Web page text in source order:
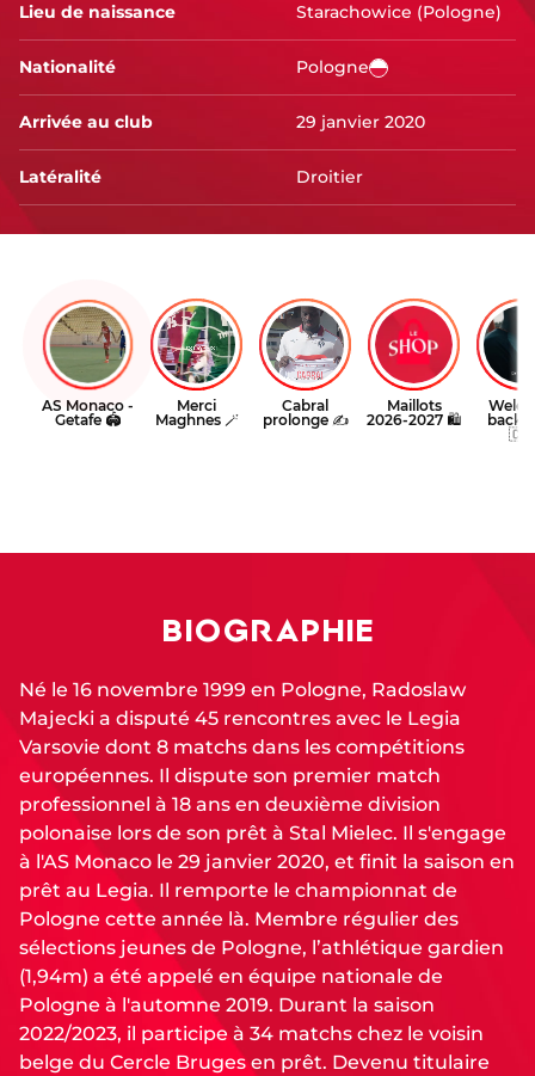
Lieu de naissance Starachowice (Pologne)
Nationalité Pologne
Arrivée au club 29 janvier 2020
Latéralité Droitier
BIOGRAPHIE
Né le 16 novembre 1999 en Pologne, Radoslaw
Majecki a disputé 45 rencontres avec le Legia
Varsovie dont 8 matchs dans les compétitions
européennes. Il dispute son premier match
professionnel à 18 ans en deuxième division
polonaise lors de son prêt à Stal Mielec. Il s'engage
à l'AS Monaco le 29 janvier 2020, et finit la saison en
prêt au Legia. Il remporte le championnat de
Pologne cette année là. Membre régulier des
sélections jeunes de Pologne, l’athlétique gardien
(1,94m) a été appelé en équipe nationale de
Pologne à l'automne 2019. Durant la saison
2022/2023, il participe à 34 matchs chez le voisin
belge du Cercle Bruges en prêt. Devenu titulaire